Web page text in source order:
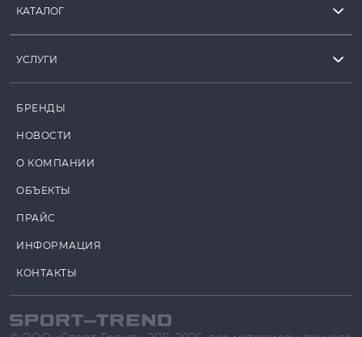
КАТАЛОГ
УСЛУГИ
БРЕНДЫ
НОВОСТИ
О КОМПАНИИ
ОБЪЕКТЫ
ПРАЙС
ИНФОРМАЦИЯ
КОНТАКТЫ